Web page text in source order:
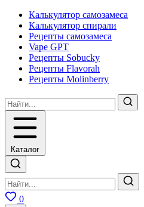
Калькулятор самозамеса
Калькулятор спирали
Рецепты самозамеса
Vape GPT
Рецепты Sobucky
Рецепты Flavorah
Рецепты Molinberry
Каталог
0